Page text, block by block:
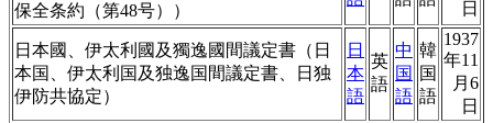
保全条約（第48号））
日
日本國、伊太利國及獨逸國間議定書（日
本国、伊太利国及独逸国間議定書、日独
伊防共協定）
日
本
語
英
語
中
国
語
韓
国
語
1937
年11
月6
日